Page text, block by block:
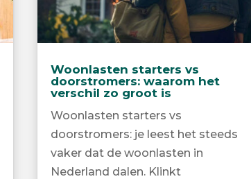
Woonlasten starters vs
doorstromers: waarom het
verschil zo groot is
Woonlasten starters vs
doorstromers: je leest het steeds
vaker dat de woonlasten in
Nederland dalen. Klinkt